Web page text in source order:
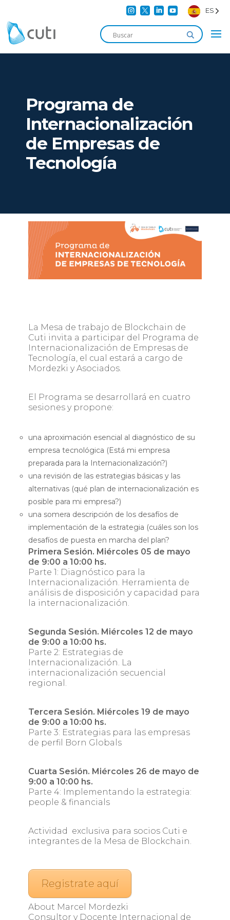
    ES
Programa de
Internacionalización
de Empresas de
Tecnología
La Mesa de trabajo de Blockchain de
Cuti invita a participar del Programa de
Internacionalización de Empresas de
Tecnología, el cual estará a cargo de
Mordezki y Asociados.
El Programa se desarrollará en cuatro
sesiones y propone:
una aproximación esencial al diagnóstico de su
empresa tecnológica (Está mi empresa
preparada para la Internacionalización?)
una revisión de las estrategias básicas y las
alternativas (qué plan de internacionalización es
posible para mi empresa?)
una somera descripción de los desafíos de
implementación de la estrategia (cuáles son los
desafíos de puesta en marcha del plan?
Primera Sesión. Miércoles 05 de mayo
de 9:00 a 10:00 hs.
Parte 1: Diagnóstico para la
Internacionalización. Herramienta de
análisis de disposición y capacidad para
la internacionalización.
Segunda Sesión. Miércoles 12 de mayo
de 9:00 a 10:00 hs.
Parte 2: Estrategias de
Internacionalización. La
internacionalización secuencial
regional.
Tercera Sesión. Miércoles 19 de mayo
de 9:00 a 10:00 hs.
Parte 3: Estrategias para las empresas
de perfil Born Globals
Cuarta Sesión. Miércoles 26 de mayo de
9:00 a 10:00 hs.
Parte 4: Implementando la estrategia:
people & financials
Actividad exclusiva para socios Cuti e
integrantes de la Mesa de Blockchain.
Registrate aquí
About Marcel Mordezki
Consultor y Docente Internacional de